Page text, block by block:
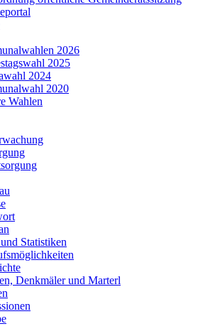
2026
2025
2024
2020
Wahlen
Statistiken
Denkmäler und Marterl